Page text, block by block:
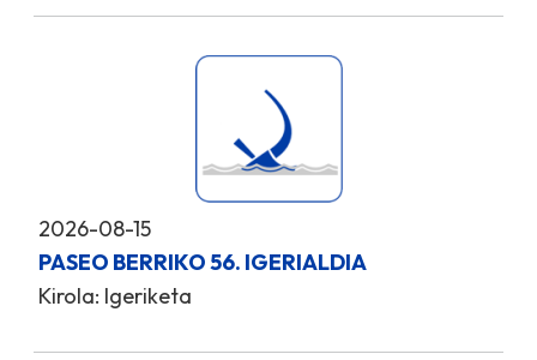
2026-08-15
PASEO BERRIKO 56. IGERIALDIA
Kirola: Igeriketa